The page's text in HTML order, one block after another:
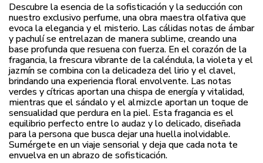
Descubre la esencia de la sofisticación y la seducción con
nuestro exclusivo perfume, una obra maestra olfativa que
evoca la elegancia y el misterio. Las cálidas notas de ámbar
y pachulí se entrelazan de manera sublime, creando una
base profunda que resuena con fuerza. En el corazón de la
fragancia, la frescura vibrante de la caléndula, la violeta y el
jazmín se combina con la delicadeza del lirio y el clavel,
brindando una experiencia floral envolvente. Las notas
verdes y cítricas aportan una chispa de energía y vitalidad,
mientras que el sándalo y el almizcle aportan un toque de
sensualidad que perdura en la piel. Esta fragancia es el
equilibrio perfecto entre lo audaz y lo delicado, diseñada
para la persona que busca dejar una huella inolvidable.
Sumérgete en un viaje sensorial y deja que cada nota te
envuelva en un abrazo de sofisticación.